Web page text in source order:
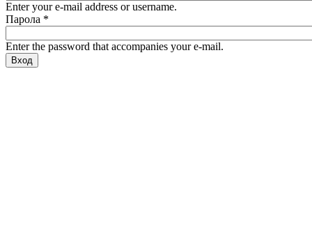
Enter your e-mail address or username.
Парола *
Enter the password that accompanies your e-mail.